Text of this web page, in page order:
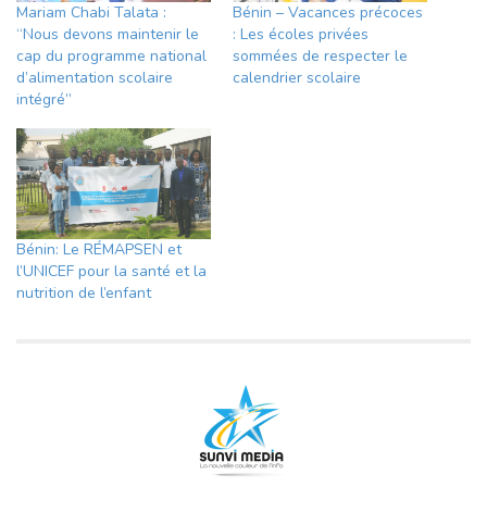
Mariam Chabi Talata :
“Nous devons maintenir le
cap du programme national
d’alimentation scolaire
intégré”
Bénin – Vacances précoces
: Les écoles privées
sommées de respecter le
calendrier scolaire
Bénin: Le RÉMAPSEN et
l’UNICEF pour la santé et la
nutrition de l’enfant